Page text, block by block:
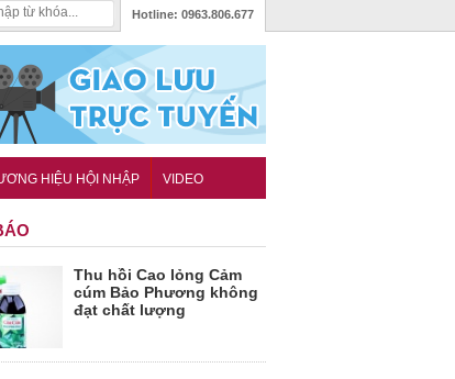
Hotline: 0963.806.677
HIỆU HỘI NHẬP VIDEO
Thu hồi Cao lỏng Cảm
cúm Bảo Phương không
đạt chất lượng